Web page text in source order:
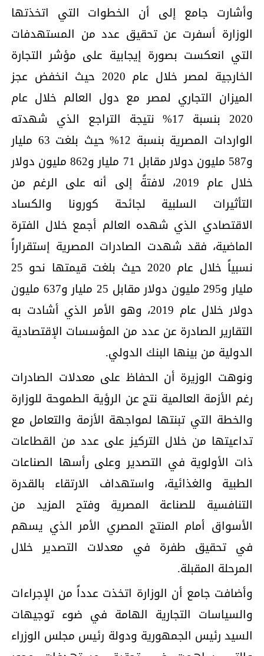
وأشارت جامع إلى أن الخطوات التي اتخذتها
الوزارة أسفرت عن تحقيق عدد من المستهدفات
التي انعكست بصورة إيجابية على مؤشر التجارة
الخارجية لمصر خلال عام 2020 حيث انخفض عجز
الميزان التجاري لمصر مع دول العالم خلال عام
2020 بنسبة 17% نتيجة التراجع الذي شهدته
الواردات المصرية بنسبة 12% حيث بلغت 63 مليار
و587 مليون دولار مقابل 71 مليار و862 مليون دولار
خلال عام 2019، لافتةً إلى أنه على الرغم من
التأثيرات السلبية لجائحة كورونا والكساد
الاقتصادي الذي شهده العالم أجمع خلال الفترة
الماضية، فقد شهدت الصادرات المصرية إستقراراً
نسبياً خلال عام 2020 حيث بلغت قيمتها نحو 25
مليار و295 مليون دولار مقابل 25 مليار و637 مليون
دولار خلال عام 2019، وهو الأمر الذي أشادت به
التقارير الصادرة عن عدد من المؤسسات الإقتصادية
الدولية من بينها البنك الدولي.
ونوهت الوزيرة أن الحفاظ على معدلات الصادرات
رغم الأزمة العالمية نتج عن الرؤية الطموحة للوزارة
والخطة التي تبنتها لمواجهة الأزمة والتعامل مع
تداعيتها من خلال التركيز على عدد من القطاعات
ذات الأولوية في التصدير وعلى رأسها الصناعات
الطبية والغذائية، واستهداف الارتقاء بالقدرة
التنافسية للصناعة المصرية وفتح المزيد من
الأسواق أمام المنتج المصري الأمر الذي يسهم
في تحقيق طفرة في معدلات التصدير خلال
المرحلة المقبلة.
وأضافت جامع أن الوزارة اتخذت عدداً من الإجراءات
والسياسات التجارية الهامة في ضوء توجيهات
السيد رئيس الجمهورية ودولة رئيس مجلس الوزراء